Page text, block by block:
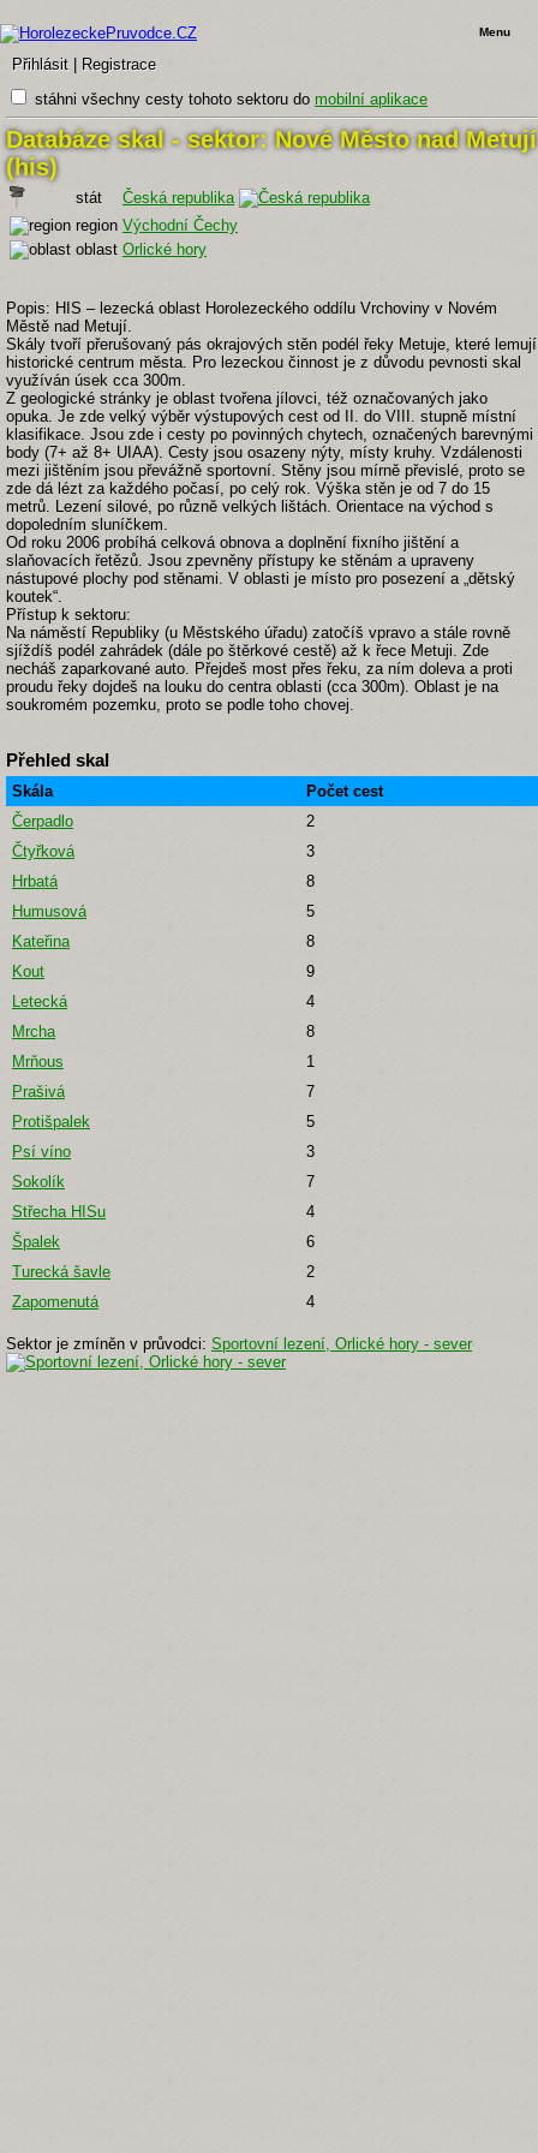
Přihlásit Registrace
Menu
stáhni všechny cesty tohoto sektoru do mobilní aplikace
Databáze skal - sektor: Nové Město nad Metují
(his)
stát
Česká republika
region Východní Čechy
oblast Orlické hory
Popis: HIS – lezecká oblast Horolezeckého oddílu Vrchoviny v Novém
Městě nad Metují.
Skály tvoří přerušovaný pás okrajových stěn podél řeky Metuje, které lemují
historické centrum města. Pro lezeckou činnost je z důvodu pevnosti skal
využíván úsek cca 300m.
Z geologické stránky je oblast tvořena jílovci, též označovaných jako
opuka. Je zde velký výběr výstupových cest od II. do VIII. stupně místní
klasifikace. Jsou zde i cesty po povinných chytech, označených barevnými
body (7+ až 8+ UIAA). Cesty jsou osazeny nýty, místy kruhy. Vzdálenosti
mezi jištěním jsou převážně sportovní. Stěny jsou mírně převislé, proto se
zde dá lézt za každého počasí, po celý rok. Výška stěn je od 7 do 15
metrů. Lezení silové, po různě velkých lištách. Orientace na východ s
dopoledním sluníčkem.
Od roku 2006 probíhá celková obnova a doplnění fixního jištění a
slaňovacích řetězů. Jsou zpevněny přístupy ke stěnám a upraveny
nástupové plochy pod stěnami. V oblasti je místo pro posezení a „dětský
koutek“.
Přístup k sektoru:
Na náměstí Republiky (u Městského úřadu) zatočíš vpravo a stále rovně
sjíždíš podél zahrádek (dále po štěrkové cestě) až k řece Metuji. Zde
necháš zaparkované auto. Přejdeš most přes řeku, za ním doleva a proti
proudu řeky dojdeš na louku do centra oblasti (cca 300m). Oblast je na
soukromém pozemku, proto se podle toho chovej.
Přehled skal
Skála
Počet cest
Čerpadlo
2
Čtyřková
3
Hrbatá
8
Humusová
5
Kateřina
8
Kout
9
Letecká
4
Mrcha
8
Mrňous
1
Prašivá
7
Protišpalek
5
Psí víno
3
Sokolík
7
Střecha HISu
4
Špalek
6
Turecká šavle
2
Zapomenutá
4
Sektor je zmíněn v průvodci: Sportovní lezení, Orlické hory - sever